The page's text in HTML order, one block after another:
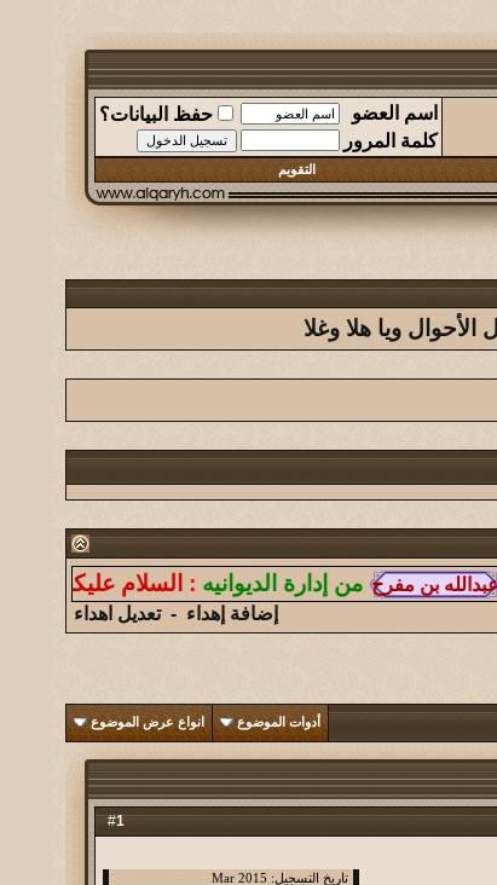
اسم العضو
حفظ البيانات؟
كلمة المرور
التقويم
ويا هلا وغلا
من إدارة الديوانيه :السلام عليكم ورحمة الله
إضافة إهداء -تعديل اهداء
أدوات الموضوع انواع عرض الموضوع
#
1